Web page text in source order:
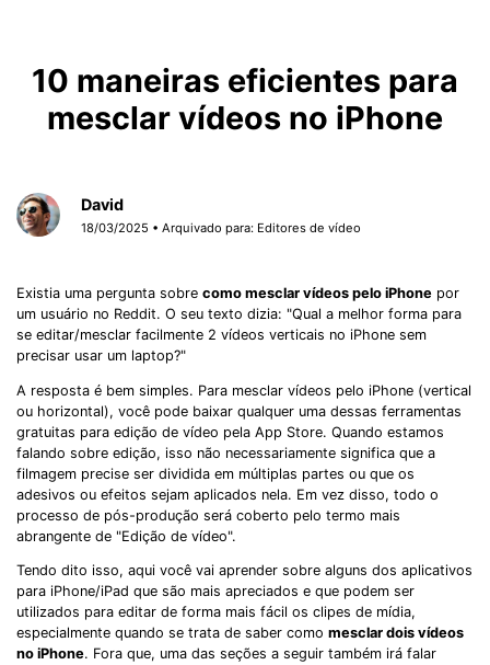
10 maneiras eficientes para
mesclar vídeos no iPhone
David
18/03/2025 • Arquivado para: Editores de vídeo
Existia uma pergunta sobre como mesclar vídeos pelo iPhone por
um usuário no Reddit. O seu texto dizia: "Qual a melhor forma para
se editar/mesclar facilmente 2 vídeos verticais no iPhone sem
precisar usar um laptop?"
A resposta é bem simples. Para mesclar vídeos pelo iPhone (vertical
ou horizontal), você pode baixar qualquer uma dessas ferramentas
gratuitas para edição de vídeo pela App Store. Quando estamos
falando sobre edição, isso não necessariamente significa que a
filmagem precise ser dividida em múltiplas partes ou que os
adesivos ou efeitos sejam aplicados nela. Em vez disso, todo o
processo de pós-produção será coberto pelo termo mais
abrangente de "Edição de vídeo".
Tendo dito isso, aqui você vai aprender sobre alguns dos aplicativos
para iPhone/iPad que são mais apreciados e que podem ser
utilizados para editar de forma mais fácil os clipes de mídia,
especialmente quando se trata de saber como mesclar dois vídeos
no iPhone. Fora que, uma das seções a seguir também irá falar